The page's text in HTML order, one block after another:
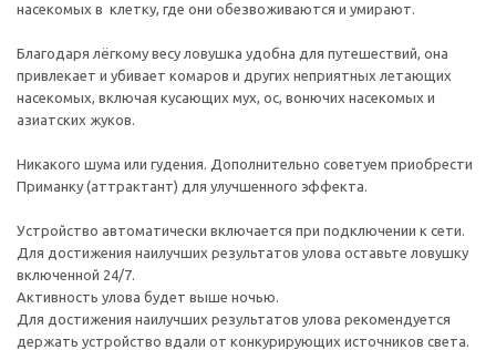
насекомых в клетку, где они обезвоживаются и умирают.
Благодаря лёгкому весу ловушка удобна для путешествий, она
привлекает и убивает комаров и других неприятных летающих
насекомых, включая кусающих мух, ос, вонючих насекомых и
азиатских жуков.
Никакого шума или гудения. Дополнительно советуем приобрести
Приманку (аттрактант) для улучшенного эффекта.
Устройство автоматически включается при подключении к сети.
Для достижения наилучших результатов улова оставьте ловушку
включенной 24/7.
Активность улова будет выше ночью.
Для достижения наилучших результатов улова рекомендуется
держать устройство вдали от конкурирующих источников света.